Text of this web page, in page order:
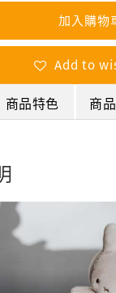
加入購物
Add to
商品特色 商